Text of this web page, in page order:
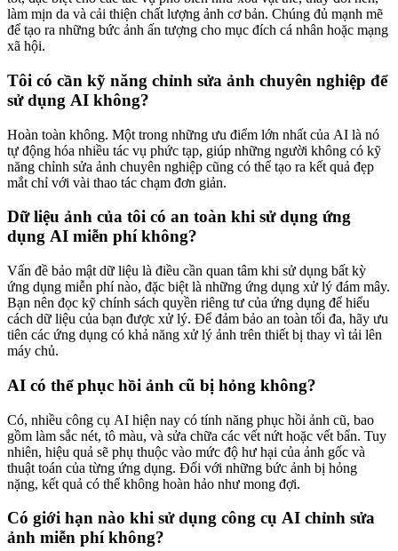
làm mịn da và cải thiện chất lượng ảnh cơ bản. Chúng đủ mạnh mẽ
để tạo ra những bức ảnh ấn tượng cho mục đích cá nhân hoặc mạng
xã hội.
Tôi có cần kỹ năng chỉnh sửa ảnh chuyên nghiệp để
sử dụng AI không?
Hoàn toàn không. Một trong những ưu điểm lớn nhất của AI là nó
tự động hóa nhiều tác vụ phức tạp, giúp những người không có kỹ
năng chỉnh sửa ảnh chuyên nghiệp cũng có thể tạo ra kết quả đẹp
mắt chỉ với vài thao tác chạm đơn giản.
Dữ liệu ảnh của tôi có an toàn khi sử dụng ứng
dụng AI miễn phí không?
Vấn đề bảo mật dữ liệu là điều cần quan tâm khi sử dụng bất kỳ
ứng dụng miễn phí nào, đặc biệt là những ứng dụng xử lý đám mây.
Bạn nên đọc kỹ chính sách quyền riêng tư của ứng dụng để hiểu
cách dữ liệu của bạn được xử lý. Để đảm bảo an toàn tối đa, hãy ưu
tiên các ứng dụng có khả năng xử lý ảnh trên thiết bị thay vì tải lên
máy chủ.
AI có thể phục hồi ảnh cũ bị hỏng không?
Có, nhiều công cụ AI hiện nay có tính năng phục hồi ảnh cũ, bao
gồm làm sắc nét, tô màu, và sửa chữa các vết nứt hoặc vết bẩn. Tuy
nhiên, hiệu quả sẽ phụ thuộc vào mức độ hư hại của ảnh gốc và
thuật toán của từng ứng dụng. Đối với những bức ảnh bị hỏng
nặng, kết quả có thể không hoàn hảo như mong đợi.
Có giới hạn nào khi sử dụng công cụ AI chỉnh sửa
ảnh miễn phí không?